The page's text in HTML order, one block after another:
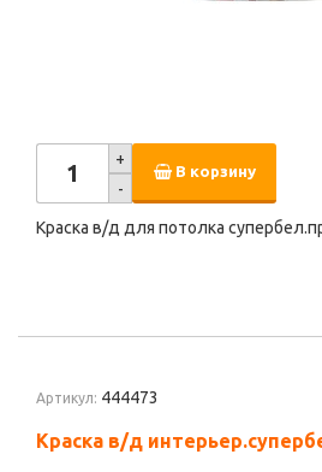
+
-
В корзину
Краска в/д для потолка
Артикул: 444473
Краска в/д